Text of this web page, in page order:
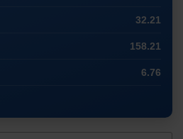
32.21
158.21
6.76